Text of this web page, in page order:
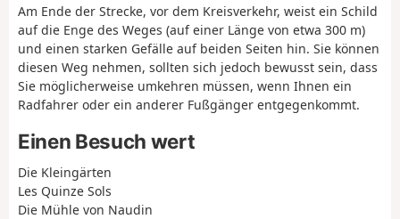
Am Ende der Strecke, vor dem Kreisverkehr, weist ein Schild
auf die Enge des Weges (auf einer Länge von etwa 300 m)
und einen starken Gefälle auf beiden Seiten hin. Sie können
diesen Weg nehmen, sollten sich jedoch bewusst sein, dass
Sie möglicherweise umkehren müssen, wenn Ihnen ein
Radfahrer oder ein anderer Fußgänger entgegenkommt.
Einen Besuch wert
Die Kleingärten
Les Quinze Sols
Die Mühle von Naudin